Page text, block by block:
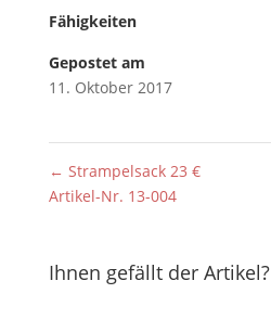
Fähigkeiten
Gepostet am
11. Oktober 2017
← Strampelsack 23 €
Artikel-Nr. 13-004
Ihnen gefällt der Artikel?